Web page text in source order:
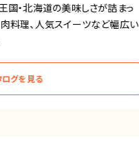
北海道の美味しさが詰まっ
、人気スイーツなど幅広い
見る